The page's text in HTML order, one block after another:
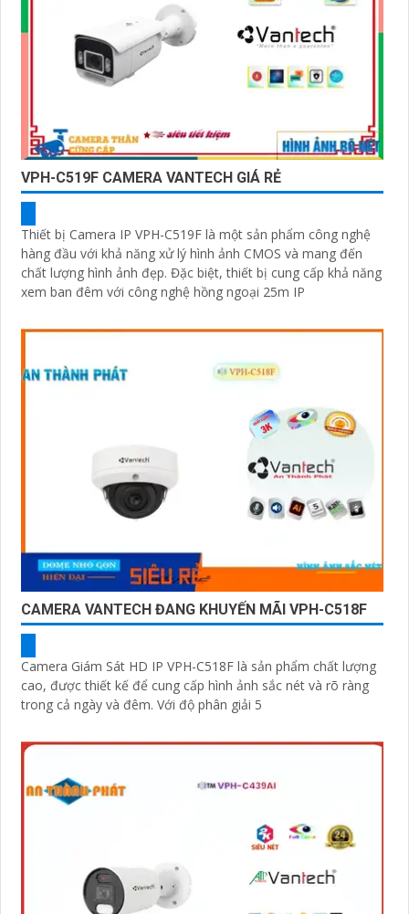
VPH-C519F CAMERA VANTECH GIÁ RẺ
Thiết bị Camera IP VPH-C519F là một sản phẩm công nghệ
hàng đầu với khả năng xử lý hình ảnh CMOS và mang đến
chất lượng hình ảnh đẹp. Đặc biệt, thiết bị cung cấp khả năng
xem ban đêm với công nghệ hồng ngoại 25m IP
CAMERA VANTECH ĐANG KHUYẾN MÃI VPH-C518F
Camera Giám Sát HD IP VPH-C518F là sản phẩm chất lượng
cao, được thiết kế để cung cấp hình ảnh sắc nét và rõ ràng
trong cả ngày và đêm. Với độ phân giải 5